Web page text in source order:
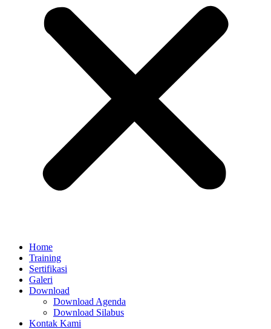
Home
Training
Sertifikasi
Galeri
Download
Download Agenda
Download Silabus
Kontak Kami